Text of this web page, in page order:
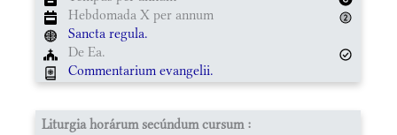
Hebdomada X per annum
Sancta regula.
De Ea.
Commentarium evangelii.
Liturgia horárum secúndum cursum :